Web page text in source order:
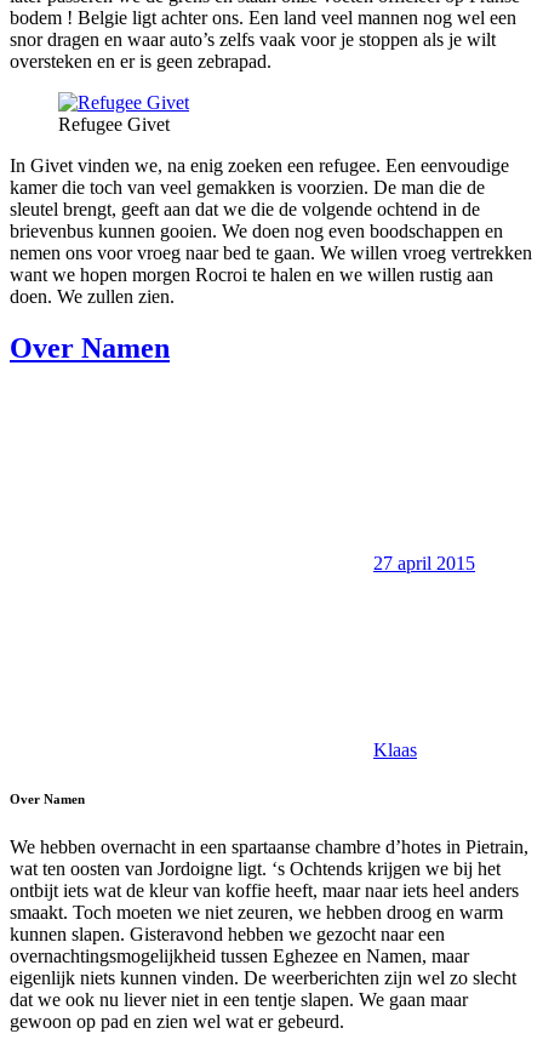
bodem ! Belgie ligt achter ons. Een land veel mannen nog wel een
snor dragen en waar auto’s zelfs vaak voor je stoppen als je wilt
oversteken en er is geen zebrapad.
Refugee Givet
In Givet vinden we, na enig zoeken een refugee. Een eenvoudige
kamer die toch van veel gemakken is voorzien. De man die de
sleutel brengt, geeft aan dat we die de volgende ochtend in de
brievenbus kunnen gooien. We doen nog even boodschappen en
nemen ons voor vroeg naar bed te gaan. We willen vroeg vertrekken
want we hopen morgen Rocroi te halen en we willen rustig aan
doen. We zullen zien.
Over Namen
27 april 2015
Klaas
Over Namen
We hebben overnacht in een spartaanse chambre d’hotes in Pietrain,
wat ten oosten van Jordoigne ligt. ‘s Ochtends krijgen we bij het
ontbijt iets wat de kleur van koffie heeft, maar naar iets heel anders
smaakt. Toch moeten we niet zeuren, we hebben droog en warm
kunnen slapen. Gisteravond hebben we gezocht naar een
overnachtingsmogelijkheid tussen Eghezee en Namen, maar
eigenlijk niets kunnen vinden. De weerberichten zijn wel zo slecht
dat we ook nu liever niet in een tentje slapen. We gaan maar
gewoon op pad en zien wel wat er gebeurd.